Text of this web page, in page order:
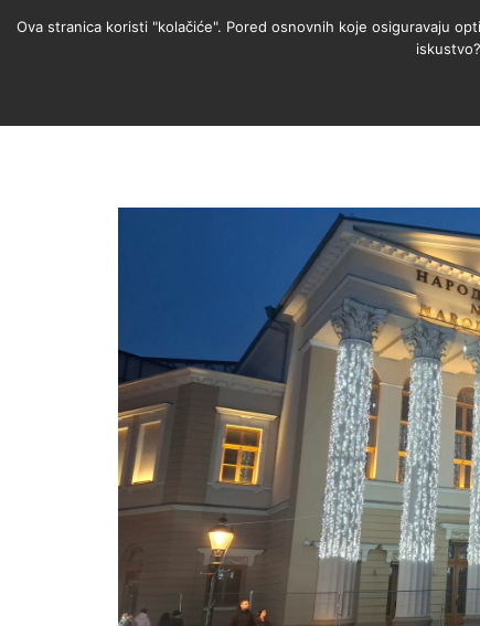
Ova stranica koristi "kolačiće". Pored osnovnih koje osiguravaju